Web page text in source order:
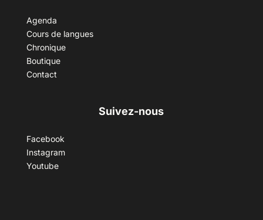
Agenda
Cours de langues
Chronique
Boutique
Contact
Suivez-nous
Facebook
Instagram
Youtube